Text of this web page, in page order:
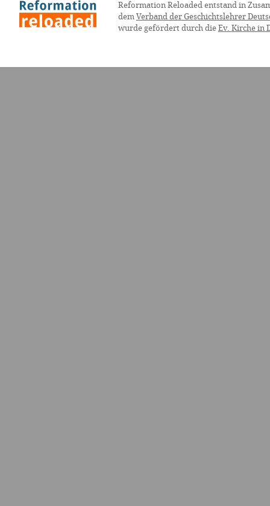
Reformation Reloaded entstand in
dem Verband der Geschichtslehrer
wurde gefördert durch die Ev. Kirche in